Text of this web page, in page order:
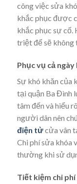
công việc sửa
khắc phục được
khắc phục sự cố.
triệt để sẽ không
Phục vụ cả
Sự khó khăn của
tại quận Ba Đình
tâm đến và hiểu
người dân nên
điện tửcửa vân
Chi phí sửa khóa
thường khi sử
Tiết kiệm chi